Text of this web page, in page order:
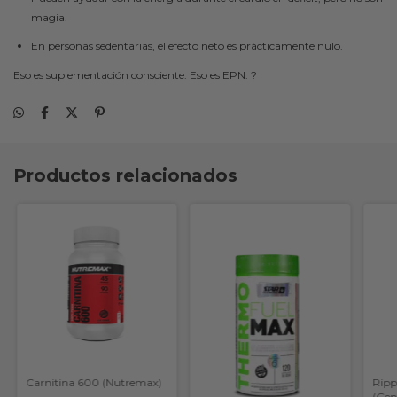
magia.
En personas sedentarias, el efecto neto es prácticamente nulo.
Eso es suplementación consciente. Eso es EPN. ?
Productos relacionados
Carnitina 600 (Nutremax)